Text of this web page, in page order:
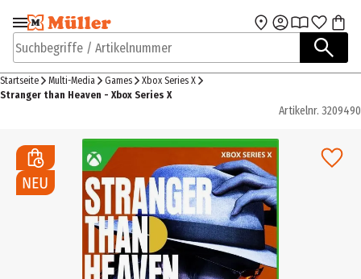
Zur Navigation
springen
Zum Hauptinhalt
Suchbegriffe / Artikelnummer
Startseite Multi-Media Games
Xbox Series X
Stranger than Heaven - Xbox Series X
Artikelnr. 3209490